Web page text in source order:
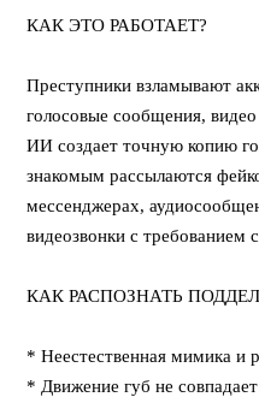
КАК ЭТО РАБОТАЕТ?
Преступники взламывают
голосовые сообщения,
ИИ создает точную копию
знакомым рассылаются
мессенджерах,
видеозвонки с требованием
КАК РАСПОЗНАТЬ
* Неестественная мимика и
* Движение губ не